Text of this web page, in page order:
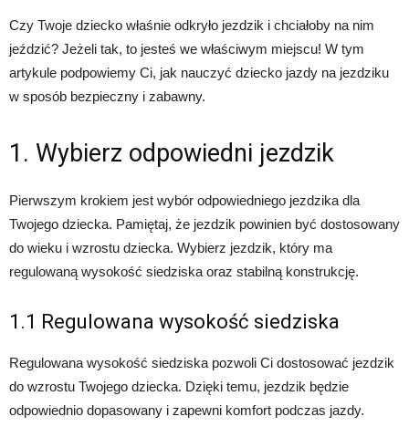
Czy Twoje dziecko właśnie odkryło jezdzik i chciałoby na nim
jeździć? Jeżeli tak, to jesteś we właściwym miejscu! W tym
artykule podpowiemy Ci, jak nauczyć dziecko jazdy na jezdziku
w sposób bezpieczny i zabawny.
1. Wybierz odpowiedni jezdzik
Pierwszym krokiem jest wybór odpowiedniego jezdzika dla
Twojego dziecka. Pamiętaj, że jezdzik powinien być dostosowany
do wieku i wzrostu dziecka. Wybierz jezdzik, który ma
regulowaną wysokość siedziska oraz stabilną konstrukcję.
1.1 Regulowana wysokość siedziska
Regulowana wysokość siedziska pozwoli Ci dostosować jezdzik
do wzrostu Twojego dziecka. Dzięki temu, jezdzik będzie
odpowiednio dopasowany i zapewni komfort podczas jazdy.